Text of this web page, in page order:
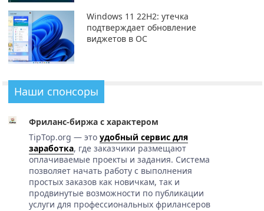
Windows 11 22H2: утечка
подтверждает обновление
виджетов в ОС
Наши спонсоры
Фриланс-биржа с характером
TipTop.org — это удобный сервис для
заработка, где заказчики размещают
оплачиваемые проекты и задания. Система
позволяет начать работу с выполнения
простых заказов как новичкам, так и
продвинутые возможности по публикации
услуги для профессиональных фрилансеров